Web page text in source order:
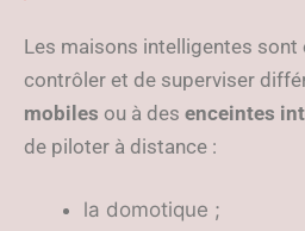
Les maisons intelligentes
contrôler et de superviser
mobiles ou à des enceintes
de piloter à distance :
la domotique ;